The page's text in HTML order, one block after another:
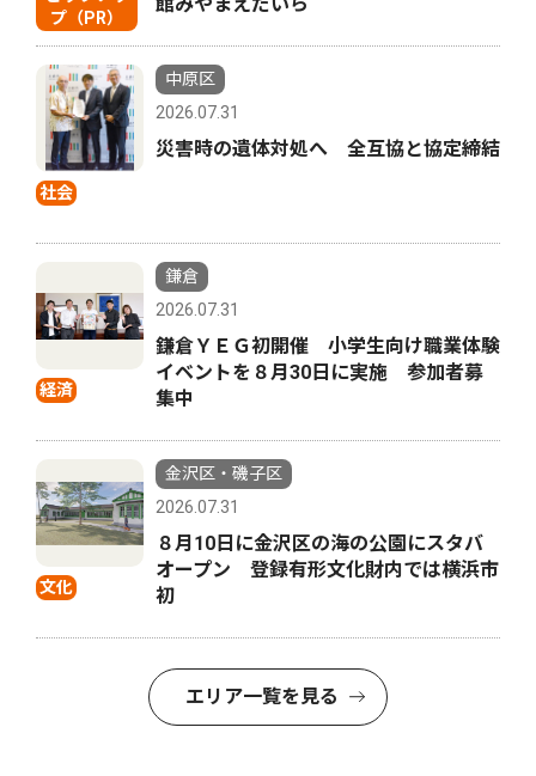
プ（PR）
館みやまえだいら
社会
中原区
2026.07.31
災害時の遺体対処へ 全互協と協定締結
経済
鎌倉
2026.07.31
鎌倉ＹＥＧ初開催 小学生向け職業体験
イベントを８月30日に実施 参加者募
集中
文化
金沢区・磯子区
2026.07.31
８月10日に金沢区の海の公園にスタバ
オープン 登録有形文化財内では横浜市
初
エリア一覧を見る